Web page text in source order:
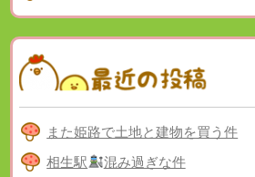
また姫路で土地と建物を買う件
相生駅
混み過ぎな件